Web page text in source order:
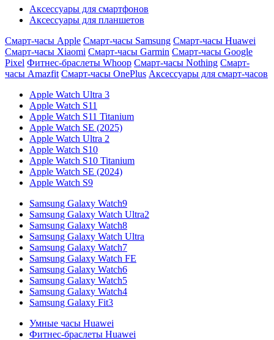
Аксессуары для смартфонов
Аксессуары для планшетов
Смарт-часы Apple Смарт-часы Samsung Смарт-часы Huawei
Смарт-часы Xiaomi Смарт-часы Garmin Смарт-часы Google
Pixel Фитнес-браслеты Whoop Смарт-часы Nothing Смарт-
часы Amazfit Смарт-часы OnePlus Аксессуары для смарт-часов
Apple Watch Ultra 3
Apple Watch S11
Apple Watch S11 Titanium
Apple Watch SE (2025)
Apple Watch Ultra 2
Apple Watch S10
Apple Watch S10 Titanium
Apple Watch SE (2024)
Apple Watch S9
Samsung Galaxy Watch9
Samsung Galaxy Watch Ultra2
Samsung Galaxy Watch8
Samsung Galaxy Watch Ultra
Samsung Galaxy Watch7
Samsung Galaxy Watch FE
Samsung Galaxy Watch6
Samsung Galaxy Watch5
Samsung Galaxy Watch4
Samsung Galaxy Fit3
Умные часы Huawei
Фитнес-браслеты Huawei